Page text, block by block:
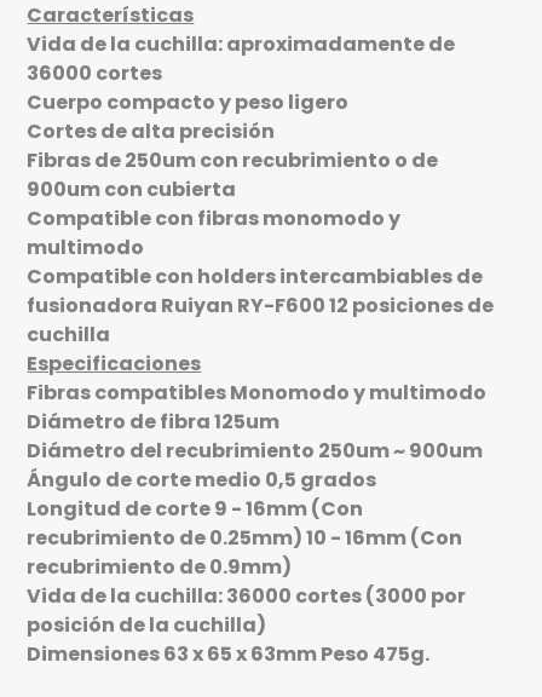
Características
Vida de la cuchilla: aproximadamente de
36000 cortes
Cuerpo compacto y peso ligero
Cortes de alta precisión
Fibras de 250um con recubrimiento o de
900um con cubierta
Compatible con fibras monomodo y
multimodo
Compatible con holders intercambiables de
fusionadora Ruiyan RY-F600 12 posiciones de
cuchilla
Especificaciones
Fibras compatibles Monomodo y multimodo
Diámetro de fibra 125um
Diámetro del recubrimiento 250um ~ 900um
Ángulo de corte medio 0,5 grados
Longitud de corte 9 - 16mm (Con
recubrimiento de 0.25mm) 10 - 16mm (Con
recubrimiento de 0.9mm)
Vida de la cuchilla: 36000 cortes (3000 por
posición de la cuchilla)
Dimensiones 63 x 65 x 63mm Peso 475g.